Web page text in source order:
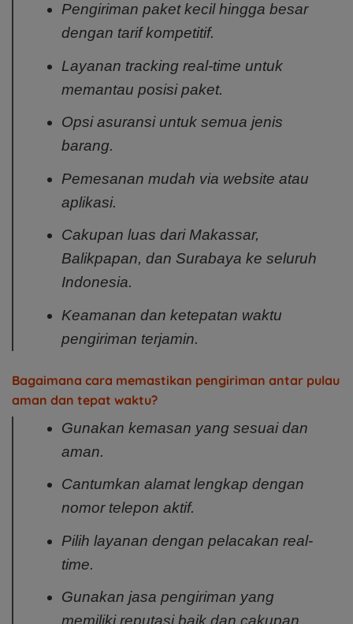
Pengiriman paket kecil hingga besar
dengan tarif kompetitif.
Layanan tracking real-time untuk
memantau posisi paket.
Opsi asuransi untuk semua jenis
barang.
Pemesanan mudah via website atau
aplikasi.
Cakupan luas dari Makassar,
Balikpapan, dan Surabaya ke seluruh
Indonesia.
Keamanan dan ketepatan waktu
pengiriman terjamin.
Bagaimana cara memastikan pengiriman antar pulau
aman dan tepat waktu?
Gunakan kemasan yang sesuai dan
aman.
Cantumkan alamat lengkap dengan
nomor telepon aktif.
Pilih layanan dengan pelacakan real-
time.
Gunakan jasa pengiriman yang
memiliki reputasi baik dan cakupan